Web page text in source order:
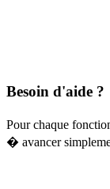
Besoin d'aide ?
Pour chaque
� avancer